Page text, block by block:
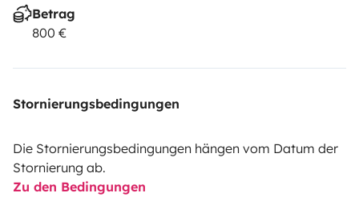
Betrag
800 €
Stornierungsbedingungen
Die Stornierungsbedingungen hängen vom Datum der
Stornierung ab.
Zu den Bedingungen